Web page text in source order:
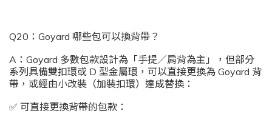
Q20：Goyard 哪些包可以換背帶？
A：Goyard 多數包款設計為「手提／肩背為主」，但部分
系列具備雙扣環或 D 型金屬環，可以直接更換為 Goyard 背
帶，或經由小改裝（加裝扣環）達成替換：
✅ 可直接更換背帶的包款：